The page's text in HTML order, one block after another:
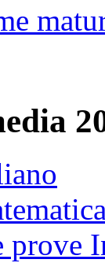
prove